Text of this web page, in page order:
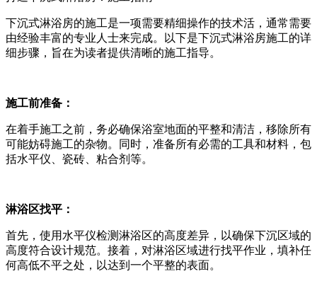
下沉式淋浴房的施工是一项需要精细操作的技术活，通常需要
由经验丰富的专业人士来完成。以下是下沉式淋浴房施工的详
细步骤，旨在为读者提供清晰的施工指导。
施工前准备：
在着手施工之前，务必确保浴室地面的平整和清洁，移除所有
可能妨碍施工的杂物。同时，准备所有必需的工具和材料，包
括水平仪、瓷砖、粘合剂等。
淋浴区找平：
首先，使用水平仪检测淋浴区的高度差异，以确保下沉区域的
高度符合设计规范。接着，对淋浴区域进行找平作业，填补任
何高低不平之处，以达到一个平整的表面。